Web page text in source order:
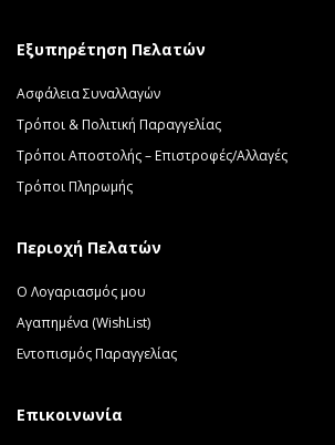
Εξυπηρέτηση Πελατών
Ασφάλεια Συναλλαγών
Τρόποι & Πολιτική Παραγγελίας
Τρόποι Αποστολής – Επιστροφές/Αλλαγές
Τρόποι Πληρωμής
Περιοχή Πελατών
Ο Λογαριασμός μου
Αγαπημένα (WishList)
Εντοπισμός Παραγγελίας
Επικοινωνία